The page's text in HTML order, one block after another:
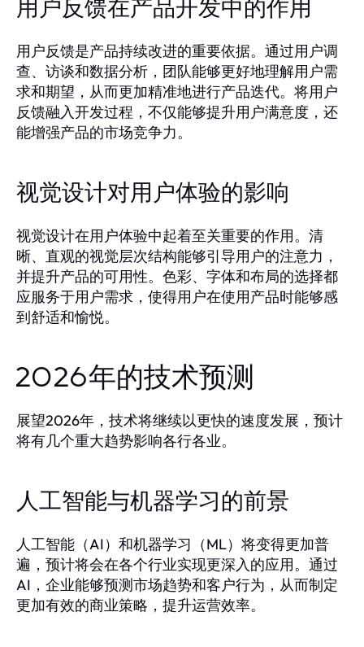
用户反馈在产品开发中的作用
用户反馈是产品持续改进的重要依据。通过用户调
查、访谈和数据分析，团队能够更好地理解用户需
求和期望，从而更加精准地进行产品迭代。将用户
反馈融入开发过程，不仅能够提升用户满意度，还
能增强产品的市场竞争力。
视觉设计对用户体验的影响
视觉设计在用户体验中起着至关重要的作用。清
晰、直观的视觉层次结构能够引导用户的注意力，
并提升产品的可用性。色彩、字体和布局的选择都
应服务于用户需求，使得用户在使用产品时能够感
到舒适和愉悦。
2026年的技术预测
展望2026年，技术将继续以更快的速度发展，预计
将有几个重大趋势影响各行各业。
人工智能与机器学习的前景
人工智能（AI）和机器学习（ML）将变得更加普
遍，预计将会在各个行业实现更深入的应用。通过
AI，企业能够预测市场趋势和客户行为，从而制定
更加有效的商业策略，提升运营效率。